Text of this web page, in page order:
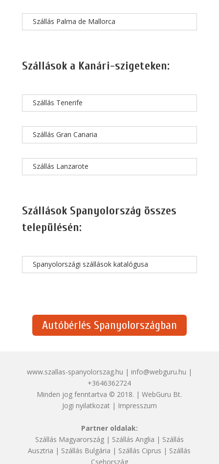
Szállás Palma de Mallorca
Szállások a Kanári-szigeteken:
Szállás Tenerife
Szállás Gran Canaria
Szállás Lanzarote
Szállások Spanyolország összes
településén:
Spanyolországi szállások katalógusa
Autóbérlés Spanyolországban
www.szallas-spanyolorszag.hu | info@webguru.hu |
+3646362724
Minden jog fenntartva © 2018. | WebGuru Bt.
Jogi nyilatkozat| Impresszum
Partner oldalak:
Szállás Magyarország| Szállás Anglia | Szállás
Ausztria | Szállás Bulgária | Szállás Ciprus | Szállás
Csehország